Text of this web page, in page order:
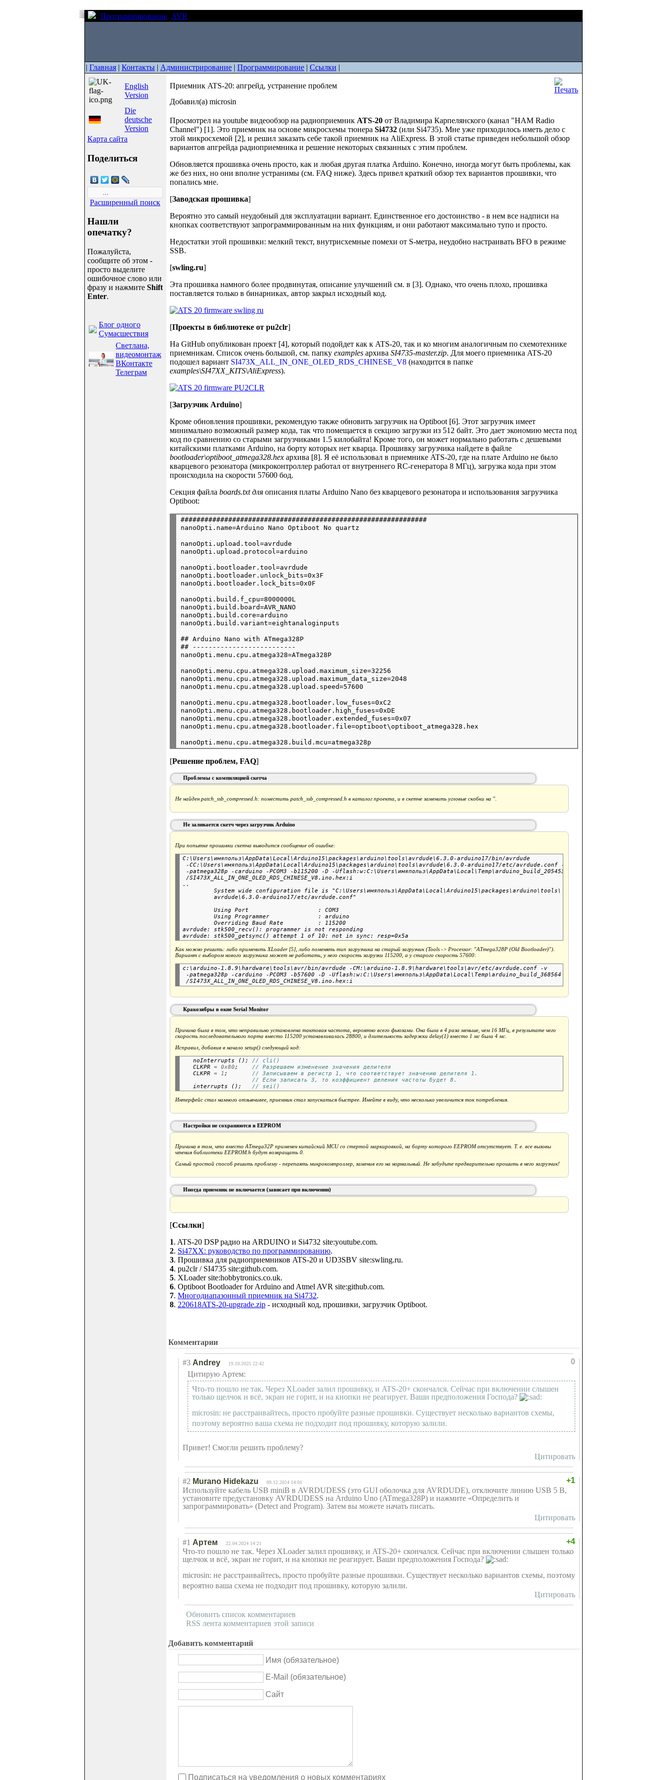
Программирование AVR
| Главная | Контакты | Администрирование | Программирование | Ссылки |
English
Version
Die
deutsche
Version
Карта сайта
Поделиться
Расширенный поиск
Нашли
опечатку?
Пожалуйста,
сообщите об этом -
просто выделите
ошибочное слово или
фразу и нажмите Shift
Enter.
Блог одного
Сумасшествия
Светлана,
видеомонтаж
ВКонтакте
Телеграм
Приемник ATS-20: апгрейд, устранение проблем
Добавил(а) microsin
Просмотрел на youtube видеообзор на радиоприемник ATS-20 от Владимира Карпелянского (канал "HAM Radio
Channel") [1]. Это приемник на основе микросхемы тюнера Si4732 (или Si4735). Мне уже приходилось иметь дело с
этой микросхемой [2], и решил заказать себе такой приемник на AliExpress. В этой статье приведен небольшой обзор
вариантов апгрейда радиоприемника и решение некоторых связанных с этим проблем.
Обновляется прошивка очень просто, как и любая другая платка Arduino. Конечно, иногда могут быть проблемы, как
же без них, но они вполне устранимы (см. FAQ ниже). Здесь привел краткий обзор тех вариантов прошивки, что
попались мне.
[Заводская прошивка]
Вероятно это самый неудобный для эксплуатации вариант. Единственное его достоинство - в нем все надписи на
кнопках соответствуют запрограммированным на них функциям, и они работают максимально тупо и просто.
Недостатки этой прошивки: мелкий текст, внутрисхемные помехи от S-метра, неудобно настраивать BFO в режиме
SSB.
[swling.ru]
Эта прошивка намного более продвинутая, описание улучшений см. в [3]. Однако, что очень плохо, прошивка
поставляется только в бинарниках, автор закрыл исходный код.
[Проекты в библиотеке от pu2clr]
На GitHub опубликован проект [4], который подойдет как к ATS-20, так и ко многим аналогичным по схемотехнике
приемникам. Список очень большой, см. папку examples архива SI4735-master.zip. Для моего приемника ATS-20
подошел вариант SI473X_ALL_IN_ONE_OLED_RDS_CHINESE_V8 (находится в папке
examples\SI47XX_KITS\AliExpress).
[Загрузчик Arduino]
Кроме обновления прошивки, рекомендую также обновить загрузчик на Optiboot [6]. Этот загрузчик имеет
минимально возможный размер кода, так что помещается в секцию загрузки из 512 байт. Это дает экономию места под
код по сравнению со старыми загрузчиками 1.5 килобайта! Кроме того, он может нормально работать с дешевыми
китайскими платками Arduino, на борту которых нет кварца. Прошивку загрузчика найдете в файле
bootloader\optiboot_atmega328.hex архива [8]. Я её использовал в приемнике ATS-20, где на плате Arduino не было
кварцевого резонатора (микроконтроллер работал от внутреннего RC-генератора 8 МГц), загрузка кода при этом
происходила на скорости 57600 бод.
Секция файла boards.txt для описания платы Arduino Nano без кварцевого резонатора и использования загрузчика
Optiboot:
##############################################################
nanoOpti.upload.tool=avrdude
nanoOpti.bootloader.tool=avrdude
nanoOpti.bootloader.unlock_bits=0x3F
nanoOpti.build.f_cpu=8000000L
nanoOpti.build.board=AVR_NANO
nanoOpti.build.core=arduino
## Arduino Nano with ATmega328P
## --------------------------
nanoOpti.menu.cpu.atmega328.upload.maximum_size=32256
nanoOpti.menu.cpu.atmega328.upload.maximum_data_size=2048
nanoOpti.menu.cpu.atmega328.bootloader.low_fuses=0xC2
nanoOpti.menu.cpu.atmega328.bootloader.high_fuses=0xDE
nanoOpti.menu.cpu.atmega328.bootloader.extended_fuses=0x07
[Решение проблем, FAQ]
Проблемы с компиляцией скетча
Не найден patch_ssb_compressed.h: поместить patch_ssb_compressed.h в каталог проекта, и в скетче заменить угловые скобки на ".
Не заливается скетч через загрузчик Arduino
При попытке прошивки скетча выводится сообщение об ошибке:
C:\Users\имяпольз\AppData\Local\Arduino15\packages\arduino\tools\avrdude\6.3.0-arduino17/bin/avrdude
-CC:\Users\имяпольз\AppData\Local\Arduino15\packages\arduino\tools\avrdude\6.3.0-arduino17/etc/avrdude.conf -v
-patmega328p -carduino -PCOM3 -b115200 -D -Uflash:w:C:\Users\имяпольз\AppData\Local\Temp\arduino_build_205453
/SI473X_ALL_IN_ONE_OLED_RDS_CHINESE_V8.ino.hex:i
..
         System wide configuration file is "C:\Users\имяпольз\AppData\Local\Arduino15\packages\arduino\tools\
         Using Port                    : COM3
         Using Programmer              : arduino
         Overriding Baud Rate          : 115200
avrdude: stk500_recv(): programmer is not responding
Как можно решить: либо применить XLoader [5], либо поменять тип загрузчика на старый загрузчик (Tools -> Processor: "ATmega328P (Old Bootloader)").
Вариант с выбором нового загрузчика может не работать, у него скорость загрузки 115200, а у старого скорость 57600:
с:\arduino-1.8.9\hardware\tools\avr/bin/avrdude -CM:\arduino-1.8.9\hardware\tools\avr/etc/avrdude.conf -v
-patmega328p -carduino -PCOM3 -b57600 -D -Uflash:w:C:\Users\имяпольз\AppData\Local\Temp\arduino_build_368564
Кракозябры в окне Serial Monitor
Причина была в том, что неправильно установлена тактовая частота, вероятно всего фьюзами. Она была в 4 раза меньше, чем 16 МГц, в результате чего
скорость последовательного порта вместо 115200 устанавливалась 28800, и длительность задержки delay(1) вместо 1 мс была 4 мс.
Исправил, добавив в начало setup() следующий код:
   noInterrupts ();
// cli()
   CLKPR
= 0x80; // Разрешаем изменение значения делителя
   CLKPR
= 1; // Записываем в регистр 1, что соответствует значению делителя 1.
// Если записать 3, то коэффициент деления частоты будет 8.
   interrupts ();
// sei()
Интерфейс стал намного отзывчивее, приемник стал запускаться быстрее. Имейте в виду, что несколько увеличится ток потребления.
Настройки не сохраняются в EEPROM
Причина в том, что вместо ATmega32P применен китайский MCU со стертой маркировкой, на борту которого EEPROM отсутствует. Т. е. все вызовы
чтения библиотеки EEPROM.h будут возвращать 0.
Самый простой способ решить проблему - перепаять микроконтроллер, заменив его на нормальный. Не забудьте предварительно прошить в него загрузчик!
Иногда приемник не включается (зависает при включении)
[Ссылки]
1. ATS-20 DSP радио на ARDUINO и Si4732 site:youtube.com.
2. Si47XX: руководство по программированию.
3. Прошивка для радиоприемников ATS-20 и UD3SBV site:swling.ru.
4. pu2clr / SI4735 site:github.com.
5. XLoader site:hobbytronics.co.uk.
6. Optiboot Bootloader for Arduino and Atmel AVR site:github.com.
7. Многодиапазонный приемник на Si4732.
8. 220618ATS-20-upgrade.zip - исходный код, прошивки, загрузчик Optiboot.
Комментарии
0
#3 Andrey 19.10.2025 22:42
Цитирую Артем:
Что-то пошло не так. Через XLoader залил прошивку, и ATS-20+ скончался. Сейчас при включении слышен
только щелчок и всё, экран не горит, и на кнопки не реагирует. Ваши предположения Господа?
microsin: не расстраивайтесь, просто пробуйте разные прошивки. Существует несколько вариантов схемы,
поэтому вероятно ваша схема не подходит под прошивку, которую залили.
Привет! Смогли решить проблему?
Цитировать
+1
#2 Murano Hidekazu 09.12.2024 14:01
Используйте кабель USB miniB в AVRDUDESS (это GUI оболочка для AVRDUDE), отключите линию USB 5 В,
установите предустановку AVRDUDESS на Arduino Uno (ATmega328P) и нажмите «Определить и
запрограммировать» (Detect and Program). Затем вы можете начать писать.
Цитировать
+4
#1 Артем 22.04.2024 14:21
Что-то пошло не так. Через XLoader залил прошивку, и ATS-20+ скончался. Сейчас при включении слышен только
щелчок и всё, экран не горит, и на кнопки не реагирует. Ваши предположения Господа?
microsin: не расстраивайтесь, просто пробуйте разные прошивки. Существует несколько вариантов схемы, поэтому
вероятно ваша схема не подходит под прошивку, которую залили.
Цитировать
Обновить список комментариев
RSS лента комментариев этой записи
Добавить комментарий
Имя (обязательное)
E-Mail (обязательное)
Сайт
Подписаться на уведомления о новых комментариях